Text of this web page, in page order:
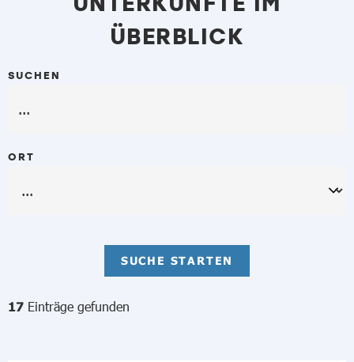
ÜBERBLICK
SUCHEN
ORT
SUCHE STARTEN
17 Einträge gefunden